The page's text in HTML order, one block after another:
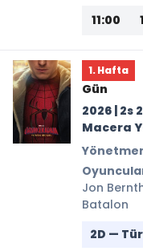
11:00
1. Hafta
Gün
2026 | 2s
Macera
Jon
Batalon
2D —